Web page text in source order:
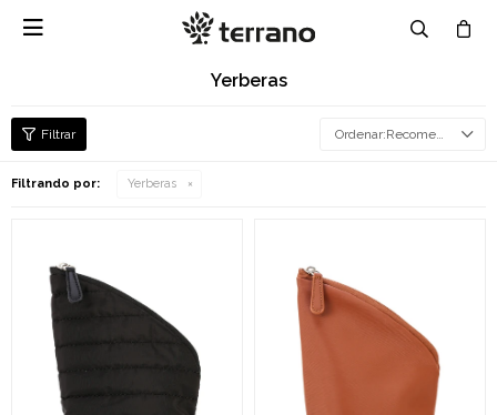

Yerberas
Recomendados
Filtrando por: Yerberas